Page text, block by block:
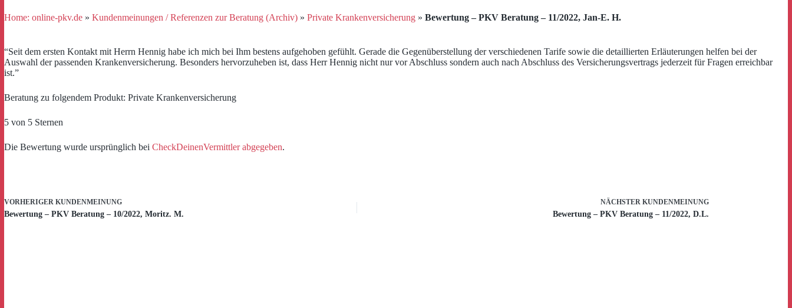
Home: online-pkv.de » Kundenmeinungen / Referenzen zur Beratung (Archiv) » Private Krankenversicherung » Bewertung – PKV Beratung – 11/2022, Jan-E. H.
“Seit dem ersten Kontakt mit Herrn Hennig habe ich mich bei Ihm bestens aufgehoben gefühlt. Gerade die Gegenüberstellung der verschiedenen Tarife sowie die detaillierten Erläuterungen helfen bei der
Auswahl der passenden Krankenversicherung. Besonders hervorzuheben ist, dass Herr Hennig nicht nur vor Abschluss sondern auch nach Abschluss des Versicherungsvertrags jederzeit für Fragen erreichbar
ist.”
Beratung zu folgendem Produkt: Private Krankenversicherung
5 von 5 Sternen
Die Bewertung wurde ursprünglich bei CheckDeinenVermittler abgegeben.
VORHERIGER KUNDENMEINUNG
Bewertung – PKV Beratung – 10/2022, Moritz. M.
NÄCHSTER KUNDENMEINUNG
Bewertung – PKV Beratung – 11/2022, D.L.